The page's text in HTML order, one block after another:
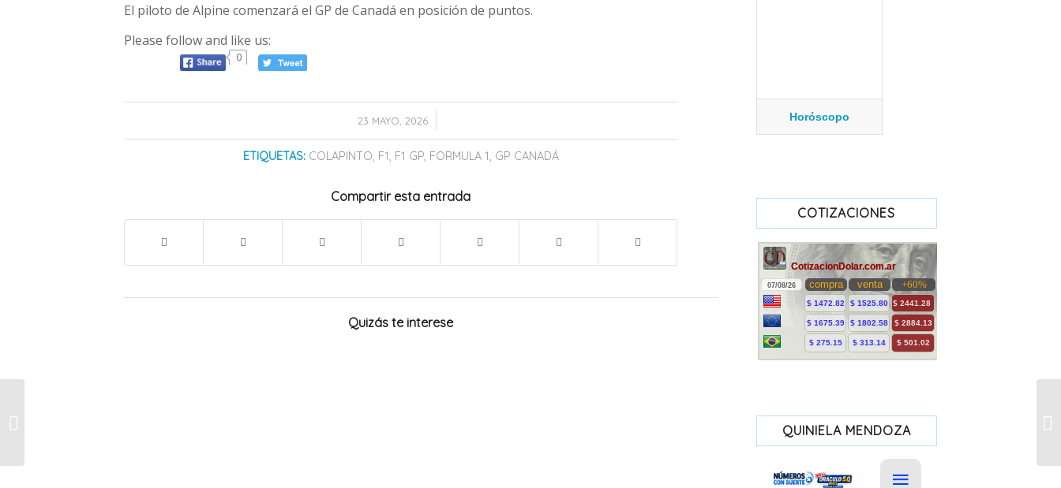
El piloto de Alpine comenzará el GP de Canadá en posición de puntos.
Please follow and like us:
0
23 MAYO, 2026
/
ETIQUETAS: COLAPINTO, F1, F1 GP, FORMULA 1, GP CANADÁ
Compartir esta entrada
Quizás te interese
Horóscopo
COTIZACIONES
QUINIELA MENDOZA